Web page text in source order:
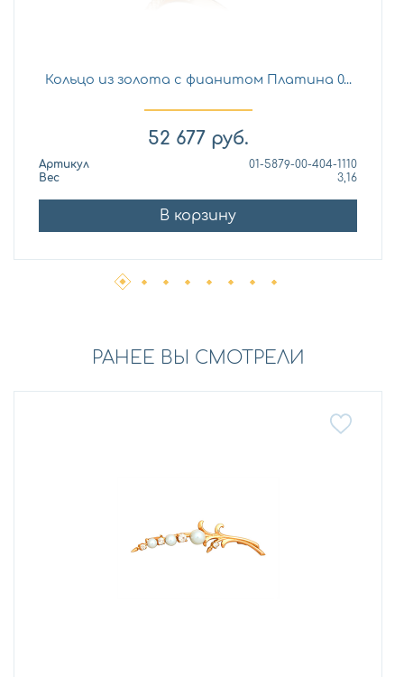
Кольцо из золота с фианитом Платина 0...
52 677 руб.
Артикул
01-5879-00-404-1110
Вес
3,16
В корзину
РАНЕЕ ВЫ СМОТРЕЛИ